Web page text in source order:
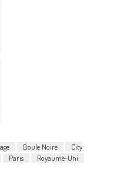
Boule Noire
City
Paris
Royaume-Uni